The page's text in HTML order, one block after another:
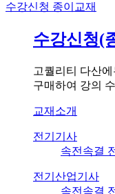
수강신청 종이교재
수강신청(
고퀄리티 다산
구매하여 강의
교재소개
전기기사
속전속결
전기산업기사
속전속결